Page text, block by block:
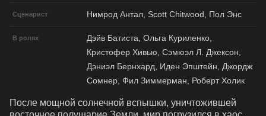
Сценарист Нимрод Антал, Scott Chitwood, Пол Энс
В ролях
Дэйв Батиста, Ольга Куриленко,
Кристофер Хивью, Сэмюэл Л. Джексон,
Дэниэл Бернхард, Иден Эпштейн, Джордж
Сомнер, Фил Зиммерман, Роберт Холик
После мощной солнечной вспышки, уничтожившей